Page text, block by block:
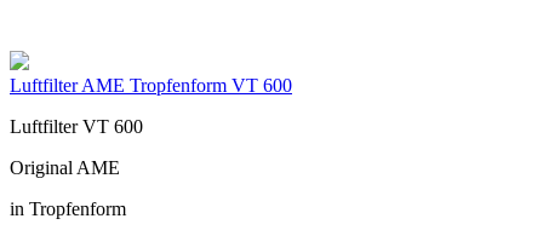
Luftfilter AME Tropfenform VT 600
Luftfilter VT 600
Original AME
in Tropfenform